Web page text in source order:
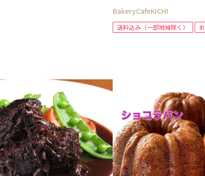
BakeryCafeKICHI
送料込み（一部地域除く）